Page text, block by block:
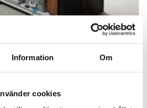
Information Om
cookies
Leira
Leira förvaras föremåls-, textil-,
från andra museer och stiftelser i